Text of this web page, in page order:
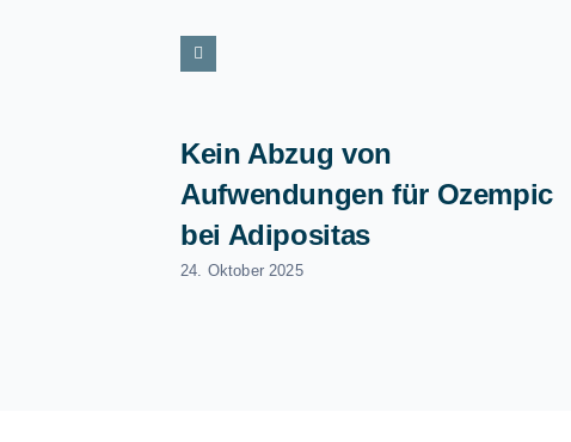
Kein Abzug von
Aufwendungen für Ozempic
bei Adipositas
24. Oktober 2025